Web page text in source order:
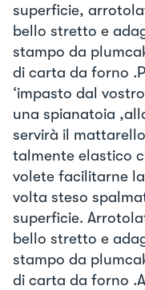
superficie,
bello stretto e
stampo da
di carta da forno
‘impasto dal
una spianatoia
servirà il
talmente elastico
volete facilitarne
volta steso
superficie.
bello stretto e
stampo da
di carta da forno